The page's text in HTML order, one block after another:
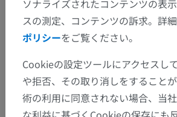
ソナライズされたコンテンツの表
スの測定、コンテンツの訴求。詳
ポリシーをご覧ください。
Cookieの設定ツールにアクセスし
や拒否、その取り消しをすること
術の利用に同意されない場合、当